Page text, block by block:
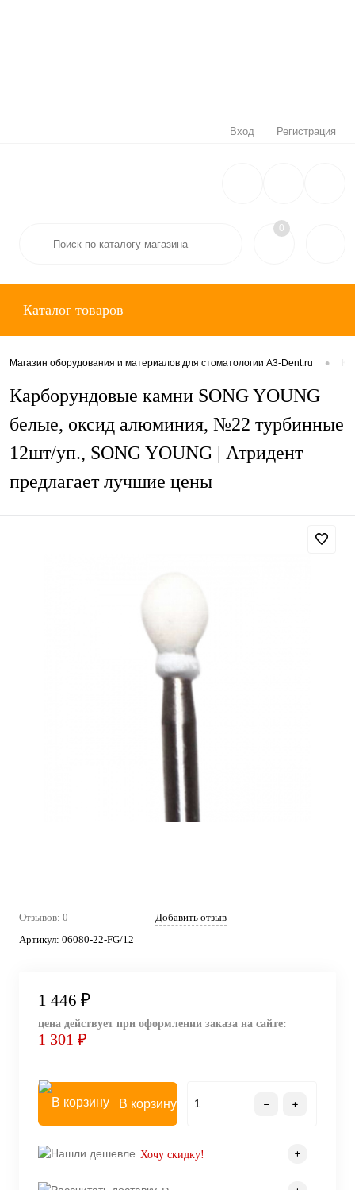
Вход Регистрация
0
Каталог товаров
Магазин оборудования и материалов для стоматологии A3-Dent.ru •
Карборундовые камни SONG YOUNG
белые, оксид алюминия, №22 турбинные
12шт/уп., SONG YOUNG | Атридент
предлагает лучшие цены
Отзывов: 0
Добавить отзыв
Артикул: 06080-22-FG/12
1 446 ₽
цена действует при оформлении заказа на сайте:
1 301 ₽
В корзину
Хочу скидку!